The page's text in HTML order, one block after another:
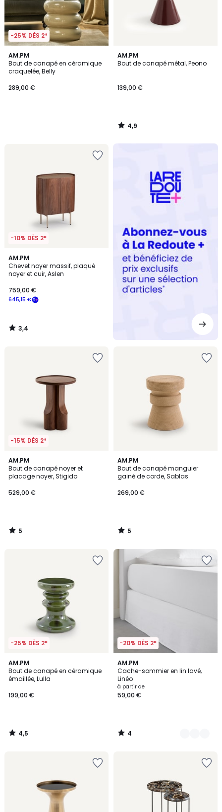
-25% DÈS 2*
AM.PM
Bout de canapé en céramique
craquelée, Belly
289,00 €
AM.PM
Bout de canapé métal, Peono
139,00 €
4,9
/ 5
4,9
/
-10% DÈS 2*
AM.PM
Chevet noyer massif, plaqué
noyer et cuir, Aslen
645,15 €
759,00 €
3,4
/ 5
3,4
/
-15% DÈS 2*
AM.PM
Bout de canapé noyer et
placage noyer, Stigido
529,00 €
5
/
5
5
/
AM.PM
Bout de canapé manguier
gainé de corde, Sablas
269,00 €
5
/
5
5
/
-25% DÈS 2*
AM.PM
Bout de canapé en céramique
émaillée, Lulla
199,00 €
4,5
/ 5
4,5
/
-20% DÈS 2*
AM.PM
Cache-sommier en lin lavé,
Linéo
à partir de
59,00 €
4
/
5
3
Couleurs
4
/